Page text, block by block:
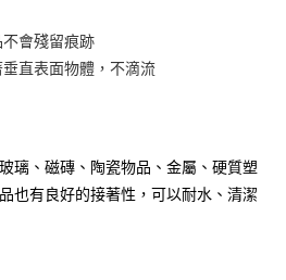
之後才付款」的支付方式。 讓您購物簡單
會殘留痕跡
直表面物體，不滴流
璃、磁磚、陶瓷物品、金屬、硬質塑
也有良好的接著性，可以耐水、清潔